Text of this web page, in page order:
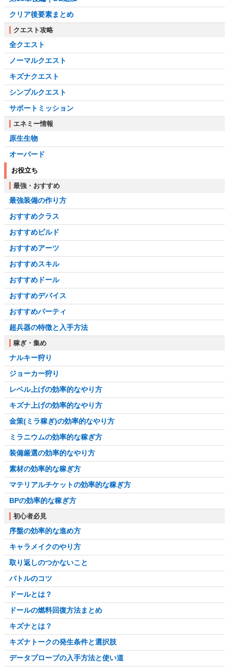
クリア後要素まとめ
クエスト攻略
全クエスト
ノーマルクエスト
キズナクエスト
シンプルクエスト
サポートミッション
エネミー情報
原生生物
オーバード
お役立ち
最強・おすすめ
最強装備の作り方
おすすめクラス
おすすめビルド
おすすめアーツ
おすすめスキル
おすすめドール
おすすめデバイス
おすすめパーティ
超兵器の特徴と入手方法
稼ぎ・集め
ナルキー狩り
ジョーカー狩り
レベル上げの効率的なやり方
キズナ上げの効率的なやり方
金策(ミラ稼ぎ)の効率的なやり方
ミラニウムの効率的な稼ぎ方
装備厳選の効率的なやり方
素材の効率的な稼ぎ方
マテリアルチケットの効率的な稼ぎ方
BPの効率的な稼ぎ方
初心者必見
序盤の効率的な進め方
キャラメイクのやり方
取り返しのつかないこと
バトルのコツ
ドールとは？
ドールの燃料回復方法まとめ
キズナとは？
キズナトークの発生条件と選択肢
データプローブの入手方法と使い道